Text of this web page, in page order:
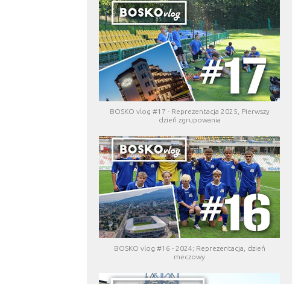
BOSKO vlog #17 - Reprezentacja 2025, Pierwszy
dzień zgrupowania
BOSKO vlog #16 - 2024; Reprezentacja, dzień
meczowy